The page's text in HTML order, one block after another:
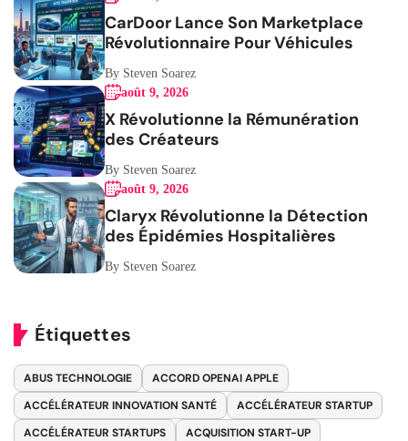
CarDoor Lance Son Marketplace
Révolutionnaire Pour Véhicules
By Steven Soarez
août 9, 2026
X Révolutionne la Rémunération
des Créateurs
By Steven Soarez
août 9, 2026
Claryx Révolutionne la Détection
des Épidémies Hospitalières
By Steven Soarez
Étiquettes
ABUS TECHNOLOGIE
ACCORD OPENAI APPLE
ACCÉLÉRATEUR INNOVATION SANTÉ
ACCÉLÉRATEUR STARTUP
ACCÉLÉRATEUR STARTUPS
ACQUISITION START-UP